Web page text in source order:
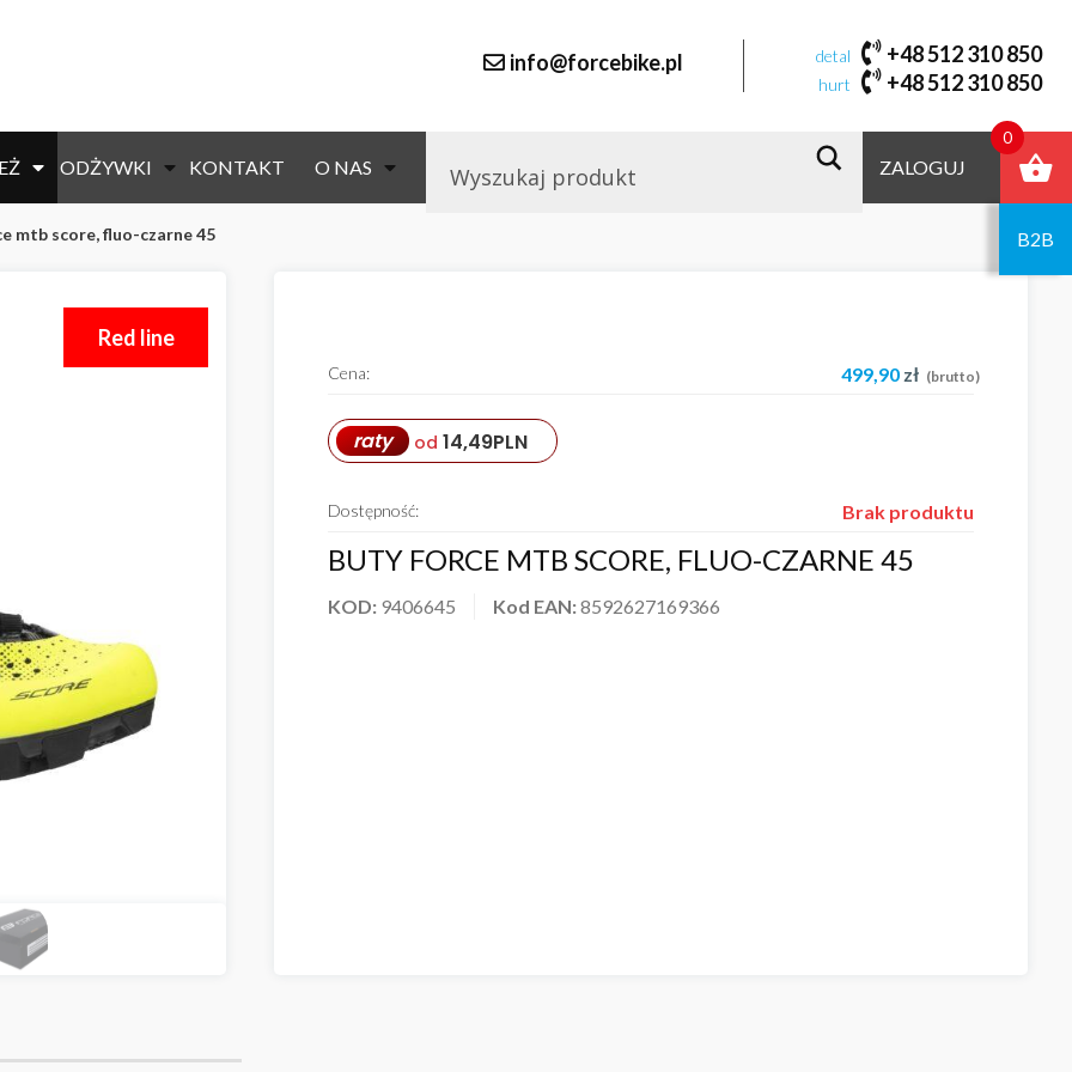
info@forcebike.pl detal +48 512 310 850
hurt +48 512 310 850
ODŻYWKI KONTAKT O NAS ZALOGUJ
B2B
mtb score, fluo-czarne 45
Red line
BUTY FORCE MTB SCORE, FLUO-CZARNE 45
KOD: 9406645 Kod EAN:8592627169366
Cena: 499,90 zł (brutto)
raty od 14,49PLN
Dostępność: Brak produktu
0